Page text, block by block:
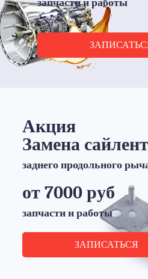
запчасти и работы
Акция
Замена
заднего продольного
от 7000 руб
запчасти и работы
ЗАПИСАТЬСЯ